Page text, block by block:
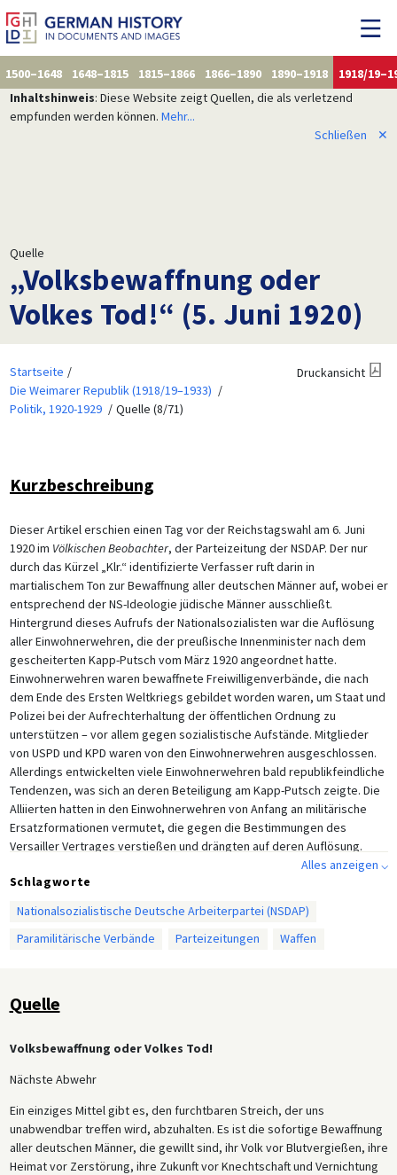
1500–1648 1648–1815 1815–1866 1866–1890 1890–1918
1918/
Inhaltshinweis: Diese Website zeigt Quellen, die als verletzend
empfunden werden können. Mehr...
Schließen
✕
Quelle
„Volksbewaffnung oder
Volkes Tod!“ (5. Juni 1920)
Startseite
Die Weimarer Republik (1918/19–1933)
Politik, 1920-1929
Quelle (8/71)
Druckansicht
Kurzbeschreibung
Dieser Artikel erschien einen Tag vor der Reichstagswahl am 6. Juni
1920 im Völkischen Beobachter, der Parteizeitung der NSDAP. Der nur
durch das Kürzel „Klr.“ identifizierte Verfasser ruft darin in
martialischem Ton zur Bewaffnung aller deutschen Männer auf, wobei er
entsprechend der NS-Ideologie jüdische Männer ausschließt.
Hintergrund dieses Aufrufs der Nationalsozialisten war die Auflösung
aller Einwohnerwehren, die der preußische Innenminister nach dem
gescheiterten Kapp-Putsch vom März 1920 angeordnet hatte.
Einwohnerwehren waren bewaffnete Freiwilligenverbände, die nach
dem Ende des Ersten Weltkriegs gebildet worden waren, um Staat und
Polizei bei der Aufrechterhaltung der öffentlichen Ordnung zu
unterstützen – vor allem gegen sozialistische Aufstände. Mitglieder
von USPD und KPD waren von den Einwohnerwehren ausgeschlossen.
Allerdings entwickelten viele Einwohnerwehren bald republikfeindliche
Tendenzen, was sich an deren Beteiligung am Kapp-Putsch zeigte. Die
Alliierten hatten in den Einwohnerwehren von Anfang an militärische
Ersatzformationen vermutet, die gegen die Bestimmungen des
Versailler Vertrages verstießen und drängten auf deren Auflösung.
Nach dem Verbot in Preußen zogen im Sommer 1920 auch die anderen
Länder nach, mit Ausnahme von Bayern, wo die Einwohnerwehren erst
Alles anzeigen ⌵
Schlagworte
Nationalsozialistische Deutsche Arbeiterpartei (NSDAP)
Paramilitärische Verbände
Parteizeitungen Waffen
Quelle
Volksbewaffnung oder Volkes Tod!
Nächste Abwehr
Ein einziges Mittel gibt es, den furchtbaren Streich, der uns
unabwendbar treffen wird, abzuhalten. Es ist die sofortige Bewaffnung
aller deutschen Männer, die gewillt sind, ihr Volk vor Blutvergießen, ihre
Heimat vor Zerstörung, ihre Zukunft vor Knechtschaft und Vernichtung